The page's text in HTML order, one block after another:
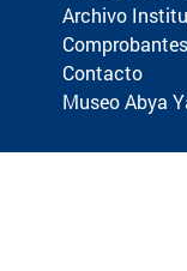
Archivo
Contacto
Museo Abya